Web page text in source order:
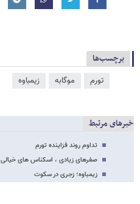
برچسب‌ها
تورم موگابه زیمباوه
خبرهای مرتبط
تداوم روند فزاینده تورم
صفرهای زیادی ، اسکناس های خیالی
زیمباوه؛ زجری در سکوت